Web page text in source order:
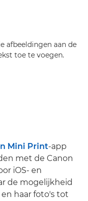
afbeeldingen aan de
toe te voegen.
Mini Print-app
met de Canon
iOS- en
de mogelijkheid
haar foto's tot